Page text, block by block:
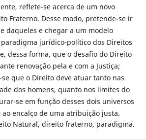
reflete-se acerca de um novo
Fraterno. Desse modo, pretende-se ir
daqueles e chegar a um modelo
jurídico-político dos Direitos
dessa forma, que o desafio do Direito
renovação pela e com a Justiça;
que o Direito deve atuar tanto nas
dos homens, quanto nos limites do
se em função desses dois universos
encalço de uma atribuição justa.
Natural, direito fraterno, paradigma.